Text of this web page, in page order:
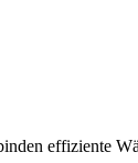
effiziente